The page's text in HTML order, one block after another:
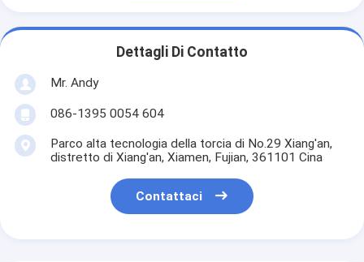
Dettagli Di Contatto
Mr. Andy
086-1395 0054 604
Parco alta tecnologia della torcia di No.29 Xiang'an,
distretto di Xiang'an, Xiamen, Fujian, 361101 Cina
Contattaci